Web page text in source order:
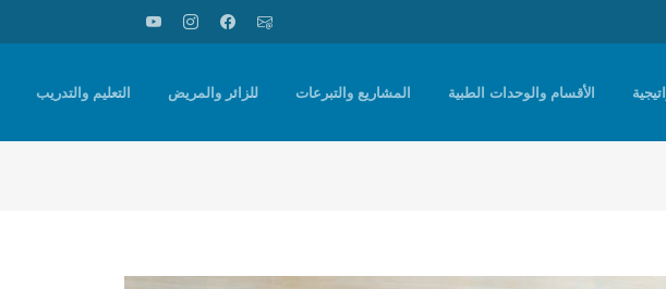
الأقسام والوحدات الطبية المشاريع والتبرعات للزائر والمريض التعليم والتدريب